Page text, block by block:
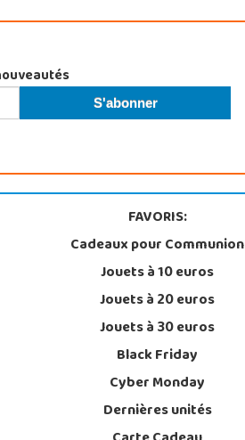
FAVORIS:
Cadeaux pour Communion
Jouets à 10 euros
Jouets à 20 euros
Jouets à 30 euros
Black Friday
Cyber Monday
Dernières unités